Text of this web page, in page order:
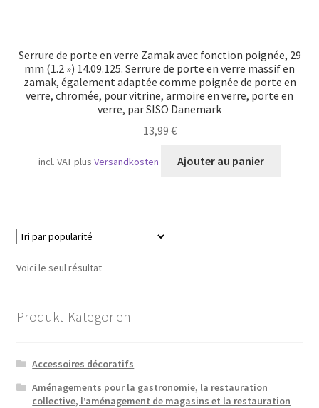
Serrure de porte en verre Zamak avec fonction poignée, 29
mm (1.2 ») 14.09.125. Serrure de porte en verre massif en
zamak, également adaptée comme poignée de porte en
verre, chromée, pour vitrine, armoire en verre, porte en
verre, par SISO Danemark
13,99 €
incl. VATplusVersandkosten Ajouter au panier
Voici le seul résultat
Produkt-Kategorien
Accessoires décoratifs
Aménagements pour la gastronomie, la restauration
collective, l’aménagement de magasins et la restauration